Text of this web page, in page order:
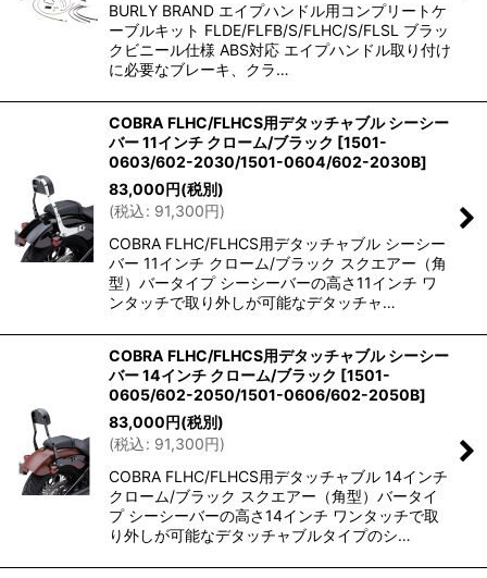
BURLY BRAND エイプハンドル用コンプリートケ
ーブルキット FLDE/FLFB/S/FLHC/S/FLSL ブラッ
クビニール仕様 ABS対応 エイプハンドル取り付け
に必要なブレーキ、クラ…
COBRA FLHC/FLHCS用デタッチャブル シーシー
バー 11インチ クローム/ブラック [1501-
0603/602-2030/1501-0604/602-2030B]
83,000円(税別)
(税込: 91,300円)
COBRA FLHC/FLHCS用デタッチャブル シーシー
バー 11インチ クローム/ブラック スクエアー（角
型）バータイプ シーシーバーの高さ11インチ ワ
ンタッチで取り外しが可能なデタッチャ…
COBRA FLHC/FLHCS用デタッチャブル シーシー
バー 14インチ クローム/ブラック [1501-
0605/602-2050/1501-0606/602-2050B]
83,000円(税別)
(税込: 91,300円)
COBRA FLHC/FLHCS用デタッチャブル 14インチ
クローム/ブラック スクエアー（角型）バータイ
プ シーシーバーの高さ14インチ ワンタッチで取
り外しが可能なデタッチャブルタイプのシ…